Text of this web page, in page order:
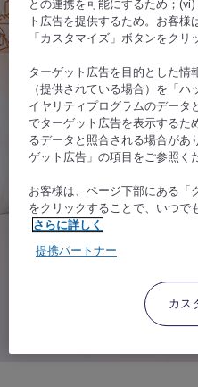
との連携を可能にするため；
ト広告を提供するため。お客
「カスタマイズ」ボタンをク
ターゲット広告を目的とした情
（提供されている場合）を「
イヤリティプログラムのデータ
でターゲット広告を表示するた
るデータと照合される場合があ
ゲット広告」の項目をご参照く
お客様は、ページ下部にある「
をクリックすることで、いつで
さらに詳しく
提携パートナー
カス